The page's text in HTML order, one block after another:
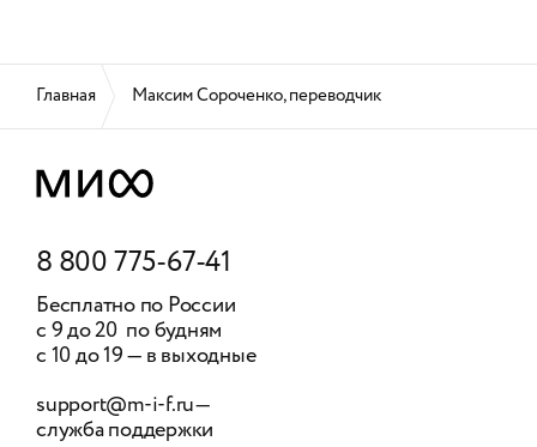
Главная Максим Сороченко, переводчик
8 800 775-67-41
Бесплатно по России
с 9 до 20 по будням
с 10 до 19 — в выходные
support@m-i-f.ru—
служба поддержки